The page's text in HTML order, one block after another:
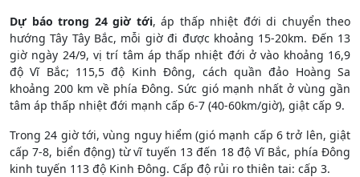
Dự báo trong 24 giờ tới, áp thấp nhiệt đới di chuyển theo
hướng Tây Tây Bắc, mỗi giờ đi được khoảng 15-20km. Đến 13
giờ ngày 24/9, vị trí tâm áp thấp nhiệt đới ở vào khoảng 16,9
độ Vĩ Bắc; 115,5 độ Kinh Đông, cách quần đảo Hoàng Sa
khoảng 200 km về phía Đông. Sức gió mạnh nhất ở vùng gần
tâm áp thấp nhiệt đới mạnh cấp 6-7 (40-60km/giờ), giật cấp 9.
Trong 24 giờ tới, vùng nguy hiểm (gió mạnh cấp 6 trở lên, giật
cấp 7-8, biển động) từ vĩ tuyến 13 đến 18 độ Vĩ Bắc, phía Đông
kinh tuyến 113 độ Kinh Đông. Cấp độ rủi ro thiên tai: cấp 3.